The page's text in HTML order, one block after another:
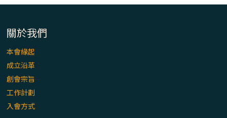
關於我們
本會緣起
成立沿革
創會宗旨
工作計劃
入會方式